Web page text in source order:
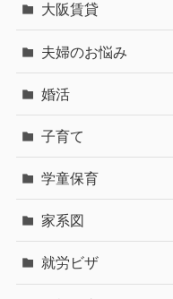
大阪賃貸
夫婦のお悩み
婚活
子育て
学童保育
家系図
就労ビザ